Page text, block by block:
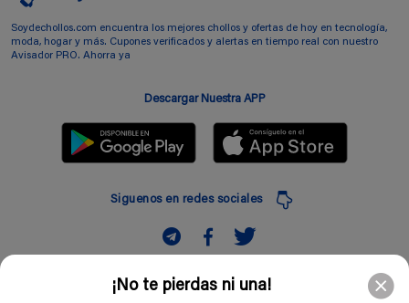
¡No te pierdas ni una!
Soydechollos.com encuentra los mejores chollos y ofertas de hoy en tecnología,
moda, hogar y más. Cupones verificados y alertas en tiempo real con nuestro
Avisador PRO. Ahorra ya
Descargar Nuestra APP
Siguenos en redes sociales
Suscribir